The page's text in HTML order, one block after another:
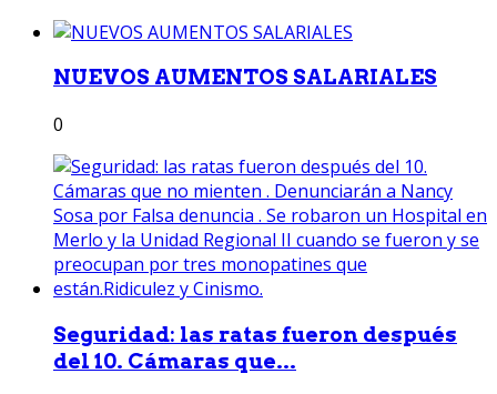
NUEVOS AUMENTOS SALARIALES
0
Seguridad: las ratas fueron después
del 10. Cámaras que...